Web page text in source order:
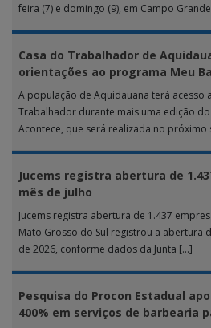
feira (7) e domingo (9), em Campo
Casa do Trabalhador de
orientações ao programa Meu
A população de Aquidauana terá acesso
Trabalhador durante mais uma edição
Acontece, que será realizada no próximo
Jucems registra abertura de
mês de julho
Jucems registra abertura de 1.437
Mato Grosso do Sul registrou a abertura
de 2026, conforme dados da Junta […]
Pesquisa do Procon Estadual
400% em serviços de barbearia